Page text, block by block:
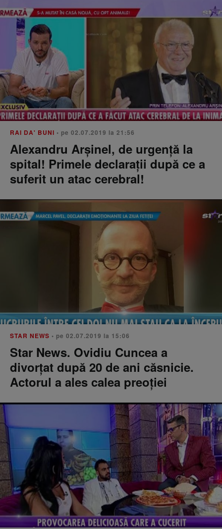
RAI DA' BUNI • pe 02.07.2019 la 21:56
Alexandru Arşinel, de urgenţă la
spital! Primele declaraţii după ce a
suferit un atac cerebral!
STAR NEWS • pe 02.07.2019 la 15:06
Star News. Ovidiu Cuncea a
divorțat după 20 de ani căsnicie.
Actorul a ales calea preoţiei